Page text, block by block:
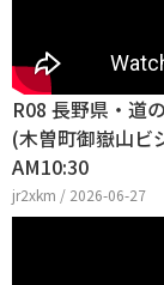
R08 長野県・道
(木曽町御嶽山ビ
AM10:30
jr2xkm / 2026-06-27